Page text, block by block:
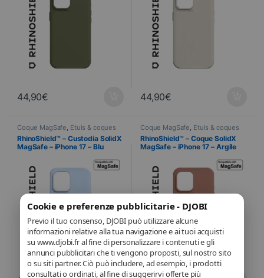
Cookie e preferenze pubblicitarie - DJOBI
Previo il tuo consenso, DJOBI può utilizzare alcune
informazioni relative alla tua navigazione e ai tuoi acquisti
su www.djobi.fr al fine di personalizzare i contenuti e gli
annunci pubblicitari che ti vengono proposti, sul nostro sito
o su siti partner. Ciò può includere, ad esempio, i prodotti
consultati o ordinati, al fine di suggerirvi offerte più
44,90€ 44,90€
Coque MagSafe, Étuis & coques
smartphones, Cellulare
RhinoShield,Telefonia
RhinoShield™ – Custodia SolidX
MagSafe – iPhone 17 – Blu
Coque MagSafe, Étuis & coques
smartphones, Cellulare
RhinoShield,Telefonia
RhinoShield™ – Coque SolidX
MagSafe – iPhone 17 – Argile